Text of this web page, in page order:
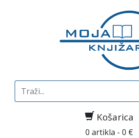
Search
for:
Košarica
0 artikla - 0 €